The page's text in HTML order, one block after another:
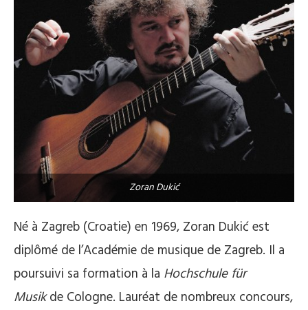
Zoran Dukić
Né à Zagreb (Croatie) en 1969, Zoran Dukić est
diplômé de l’Académie de musique de Zagreb. Il a
poursuivi sa formation à la Hochschule für
Musikde Cologne. Lauréat de nombreux concours,